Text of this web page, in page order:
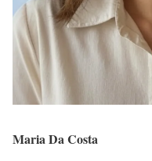
Maria Da Costa